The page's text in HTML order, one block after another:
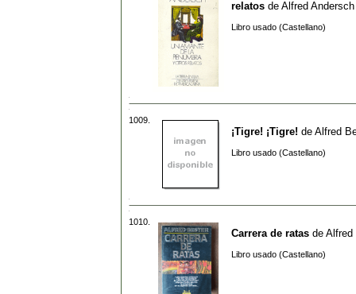
relatos de Alfred Andersch
Libro usado (Castellano)
1009.
¡Tigre! ¡Tigre! de Alfred
Libro usado (Castellano)
1010.
Carrera de ratas de Alfred
Libro usado (Castellano)